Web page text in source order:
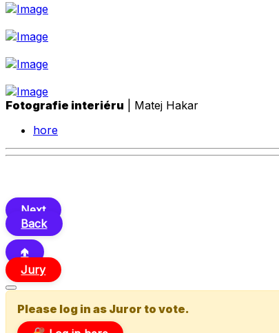
Fotografie interiéru | Matej Hakar
hore
Next
Back
🢁
Jury
Please log in as Juror to vote.